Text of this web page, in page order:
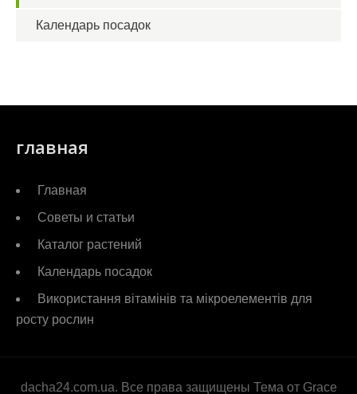
Календарь посадок
главная
Главная
Советы и статьи
Каталог растений
Календарь посадок
Використання вітамінів та мікроелементів для
росту рослин
dacha24.com.ua. Все права защищены Тема от Grace